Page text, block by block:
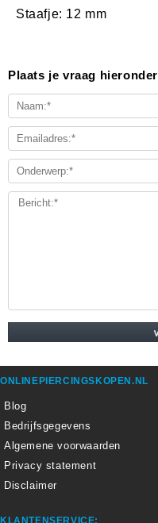
Staafje: 12 mm
Plaats je vraag hieronder
ONLINEPIERCINGSKOPEN.NL
Blog
Bedrijfsgegevens
Algemene voorwaarden
Privacy statement
Disclaimer
KLANTENSERVICE: